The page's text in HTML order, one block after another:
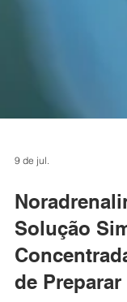
9 de jul.
Solução